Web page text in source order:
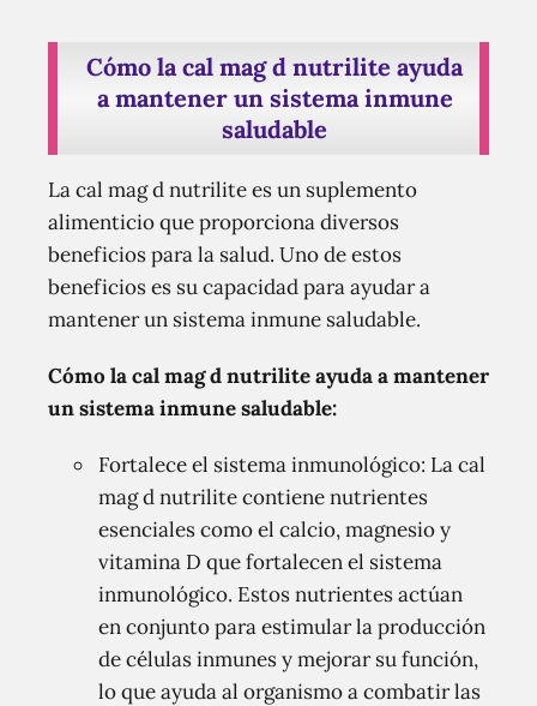
Cómo la cal mag d nutrilite ayuda
a mantener un sistema inmune
saludable
La cal mag d nutrilite es un suplemento
alimenticio que proporciona diversos
beneficios para la salud. Uno de estos
beneficios es su capacidad para ayudar a
mantener un sistema inmune saludable.
Cómo la cal mag d nutrilite ayuda a mantener
un sistema inmune saludable:
Fortalece el sistema inmunológico: La cal
mag d nutrilite contiene nutrientes
esenciales como el calcio, magnesio y
vitamina D que fortalecen el sistema
inmunológico. Estos nutrientes actúan
en conjunto para estimular la producción
de células inmunes y mejorar su función,
lo que ayuda al organismo a combatir las